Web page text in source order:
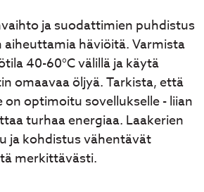
ja suodattimien puhdistus
häviöitä. Varmista
40-60°C välillä ja käytä
omaavaa öljyä. Tarkista, että
on optimoitu sovellukselle - liian
turhaa energiaa. Laakerien
ja kohdistus vähentävät
merkittävästi.